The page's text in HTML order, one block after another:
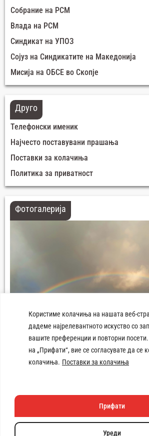
Користиме колачиња на нашата веб-
дадеме најрелевантното искуство со
вашите преференции и повторни
на „Прифати“, вие се согласувате да се
колачиња. Поставки за колачиња
Уреди
Прифати
Собрание на РСМ
Влада на РСМ
Синдикат на УПОЗ
Сојуз на Синдикатите на Македонија
Мисија на ОБСЕ во Скопје
Друго
Телефонски именик
Најчесто поставувани прашања
Поставки за колачиња
Политика за приватност
Фотогалерија
Техничката изработка
на веб